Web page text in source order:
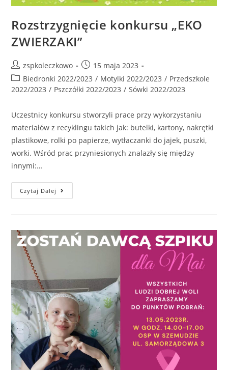
Rozstrzygnięcie konkursu „EKO
ZWIERZAKI”
zspkoleczkowo
15 maja 2023
Biedronki 2022/2023 / Motylki 2022/2023 / Przedszkole
2022/2023 / Pszczółki 2022/2023 / Sówki 2022/2023
Uczestnicy konkursu stworzyli prace przy wykorzystaniu
materiałów z recyklingu takich jak: butelki, kartony, nakrętki
plastikowe, rolki po papierze, wytłaczanki do jajek, puszki,
worki. Wśród prac przyniesionych znalazły się między
innymi:…
Czytaj Dalej